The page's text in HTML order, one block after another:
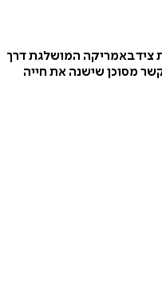
המושלגת דרך
שישנה את חייה